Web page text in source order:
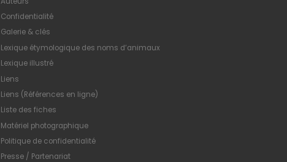
Confidentialité
Galerie & clés
Lexique étymologique des noms d’animaux
Lexique illustré
Liens
Liens (Références en ligne)
Liste des fiches
Matériel photographique
Politique de confidentialité
Presse / Partenariat